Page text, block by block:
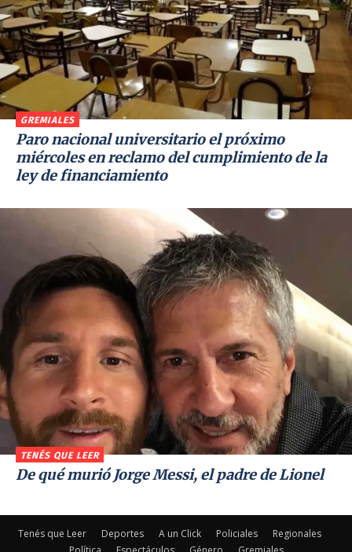
GREMIALES
Paro nacional universitario el próximo
miércoles en reclamo del cumplimiento de la
ley de financiamiento
TENÉS QUE LEER
De qué murió Jorge Messi, el padre de Lionel
Tenés que Leer Deportes A un Click Policiales
Regionales